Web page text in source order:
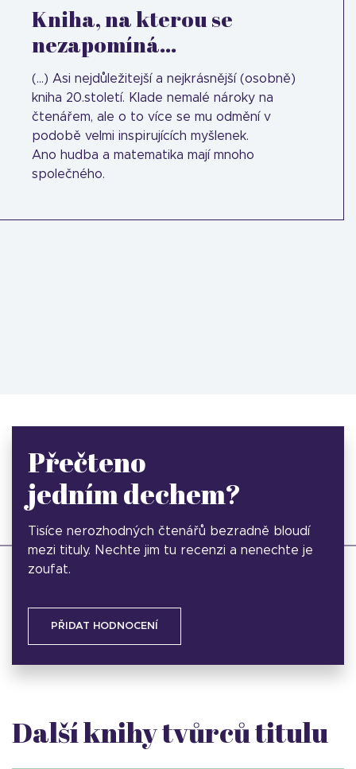
Kniha, na kterou se
nezapomíná...
(...) Asi nejdůležitejší a nejkrásnější (osobně)
kniha 20.století. Klade nemalé nároky na
čtenářem, ale o to více se mu odmění v
podobě velmi inspirujících myšlenek.
Ano hudba a matematika mají mnoho
společného.
Přečteno
jedním dechem?
Tisíce nerozhodných čtenářů bezradně bloudí
mezi tituly. Nechte jim tu recenzi a nenechte je
zoufat.
PŘIDAT HODNOCENÍ
Další knihy tvůrců titulu